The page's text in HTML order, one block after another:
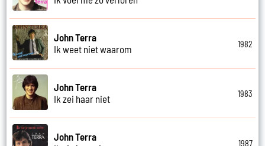
John Terra
Ik weet niet waarom
1982
John Terra
Ik zei haar niet
1983
John Terra
1987